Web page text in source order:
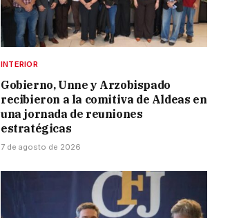
INTERIOR
Gobierno, Unne y Arzobispado
recibieron a la comitiva de Aldeas en
una jornada de reuniones
estratégicas
7 de agosto de 2026